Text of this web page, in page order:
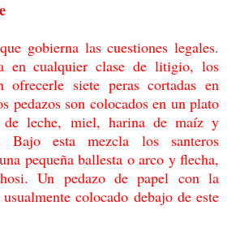
gobierna las cuestiones legales.
en cualquierclase de litigio, los
ofrecerle siete peras cortadas en
pedazos son colocados en un plato
leche, miel, harina de maíz y
Bajo esta mezcla los santeros
pequeña ballesta o arco y flecha,
Un pedazo de papel con la
colocado debajo de este